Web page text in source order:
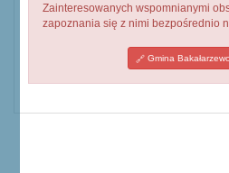
Zainteresowanych wspomnianymi
zapoznania się z nimi bezpośrednio
Gmina